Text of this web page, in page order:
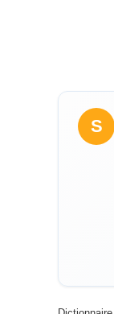
S